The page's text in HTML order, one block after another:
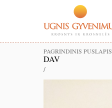
PAGRINDINIS PUSLAPIS
DAV
/